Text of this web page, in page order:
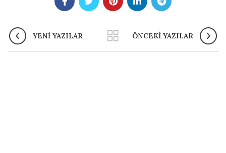
YENI YAZILAR ÖNCEKI YAZILAR